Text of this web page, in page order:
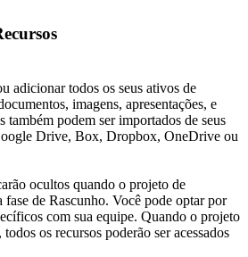
adicionar todos os seus ativos de
imagens, apresentações, e
também podem ser importados de seus
Drive, Box, Dropbox, OneDrive ou
ocultos quando o projeto de
de Rascunho. Você pode optar por
com sua equipe. Quando o projeto
os recursos poderão ser acessados